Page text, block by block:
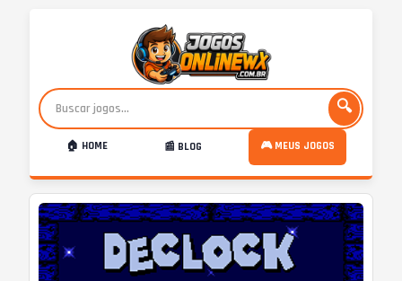
🔍
🏠 HOME 📰 BLOG 🎮 MEUS JOGOS